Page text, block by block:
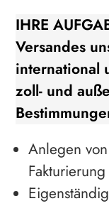
IHRE
Versandes
international
zoll- und
Anlegen